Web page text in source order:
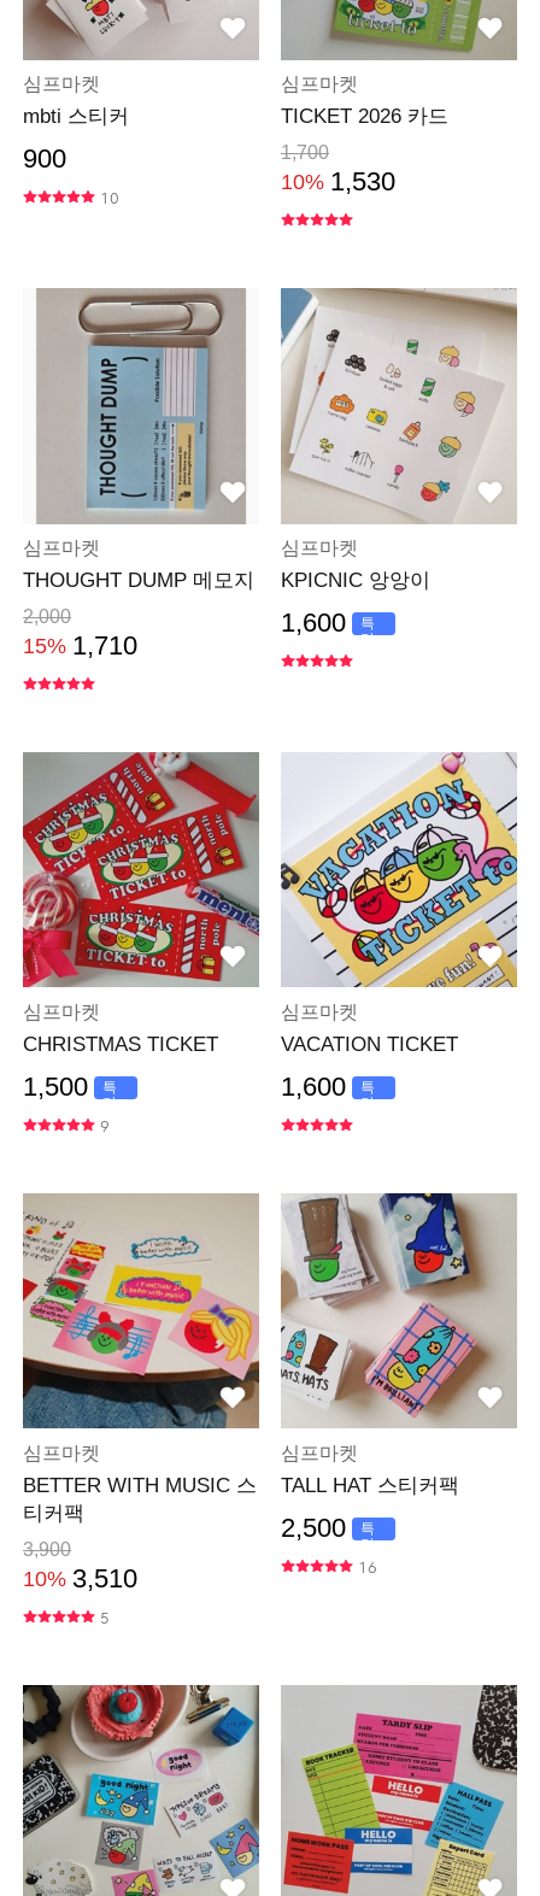
심프마켓
mbti 스티커
900
10
심프마켓
TICKET 2026 카드
1,700
10% 1,530
심프마켓
THOUGHT DUMP 메모지
2,000
15% 1,710
심프마켓
KPICNIC 앙앙이
1,600
특
가
심프마켓
CHRISTMAS TICKET
1,500
특
가
9
심프마켓
VACATION TICKET
1,600
특
가
심프마켓
BETTER WITH MUSIC 스
티커팩
3,900
10% 3,510
5
심프마켓
TALL HAT 스티커팩
2,500
특
가
16